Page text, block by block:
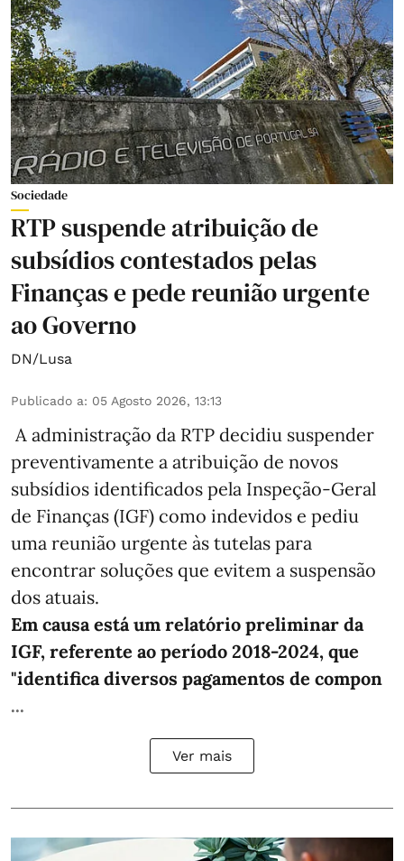
Sociedade
RTP suspende atribuição de
subsídios contestados pelas
Finanças e pede reunião urgente
ao Governo
DN/Lusa
Publicado a: 05 Agosto 2026, 13:13
A administração da RTP decidiu suspender
preventivamente a atribuição de novos
subsídios identificados pela Inspeção-Geral
de Finanças (IGF) como indevidos e pediu
uma reunião urgente às tutelas para
encontrar soluções que evitem a suspensão
dos atuais.
Em causa está um relatório preliminar da
IGF, referente ao período 2018-2024, que
"identifica diversos pagamentos de compon
...
Ver mais